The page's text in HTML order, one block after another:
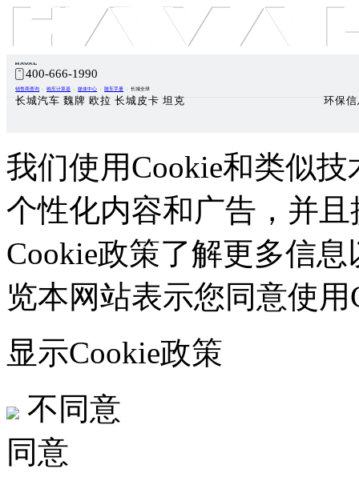
400-666-1990
销售商查询 购车计算器 媒体中心 随车手册 长城全球
长城汽车 魏牌 欧拉 长城皮卡 坦克 环保
我们使用Cookie和类似技
个性化内容和广告，并
Cookie政策了解更多信
览本网站表示您同意使用
显示Cookie政策
不同意
同意